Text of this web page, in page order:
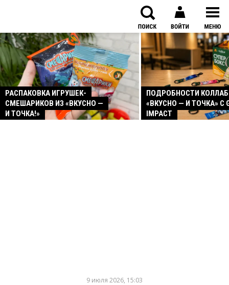
РАСПАКОВКА ИГРУШЕК-
СМЕШАРИКОВ ИЗ «ВКУСНО —
И ТОЧКА!»
ПОДРОБНОСТИ
«ВКУСНО — И ТОЧКА» С
IMPACT
9 июля 2026, 15:03